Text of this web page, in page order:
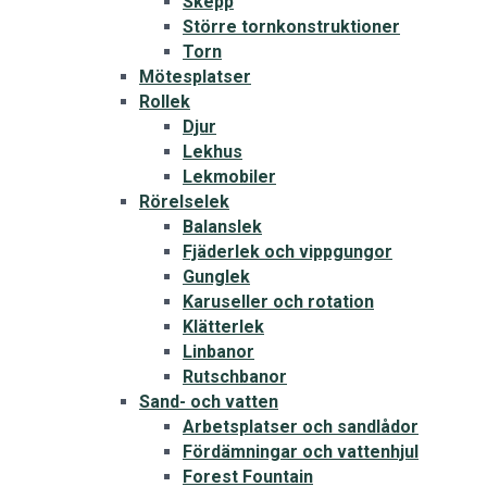
Större tornkonstruktioner
Torn
Mötesplatser
Rollek
Djur
Lekhus
Lekmobiler
Rörelselek
Balanslek
Fjäderlek och vippgungor
Gunglek
Karuseller och rotation
Klätterlek
Linbanor
Rutschbanor
Sand- och vatten
Arbetsplatser och sandlådor
Fördämningar och vattenhjul
Forest Fountain